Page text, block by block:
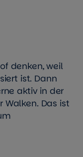
denken, weil
ist. Dann
aktiv in der
Walken. Das ist